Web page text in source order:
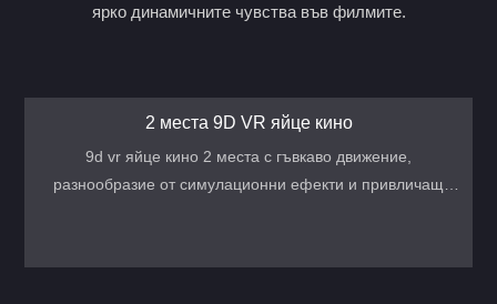
ярко динамичните чувства във филмите.
2 места 9D VR яйце кино
9d vr яйце кино 2 места с гъвкаво движение,
разнообразие от симулационни ефекти и привличащ